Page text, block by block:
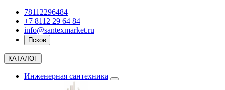
78112296484
+7 8112 29 64 84
info@santexmarket.ru
Псков
КАТАЛОГ
Инженерная сантехника